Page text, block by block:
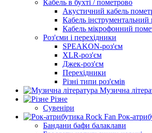
Кабель в бухті / пометрово
Акустичний кабель
Кабель інструментальний
Кабель мікрофонний
Роз'єми і перехідники
SPEAKON-роз'єм
XLR-роз'єм
Джек-роз'єм
Перехідники
Різні типи роз'ємів
Музична
Різне
Сувеніри
Рок-
Бандани бафи балаклави